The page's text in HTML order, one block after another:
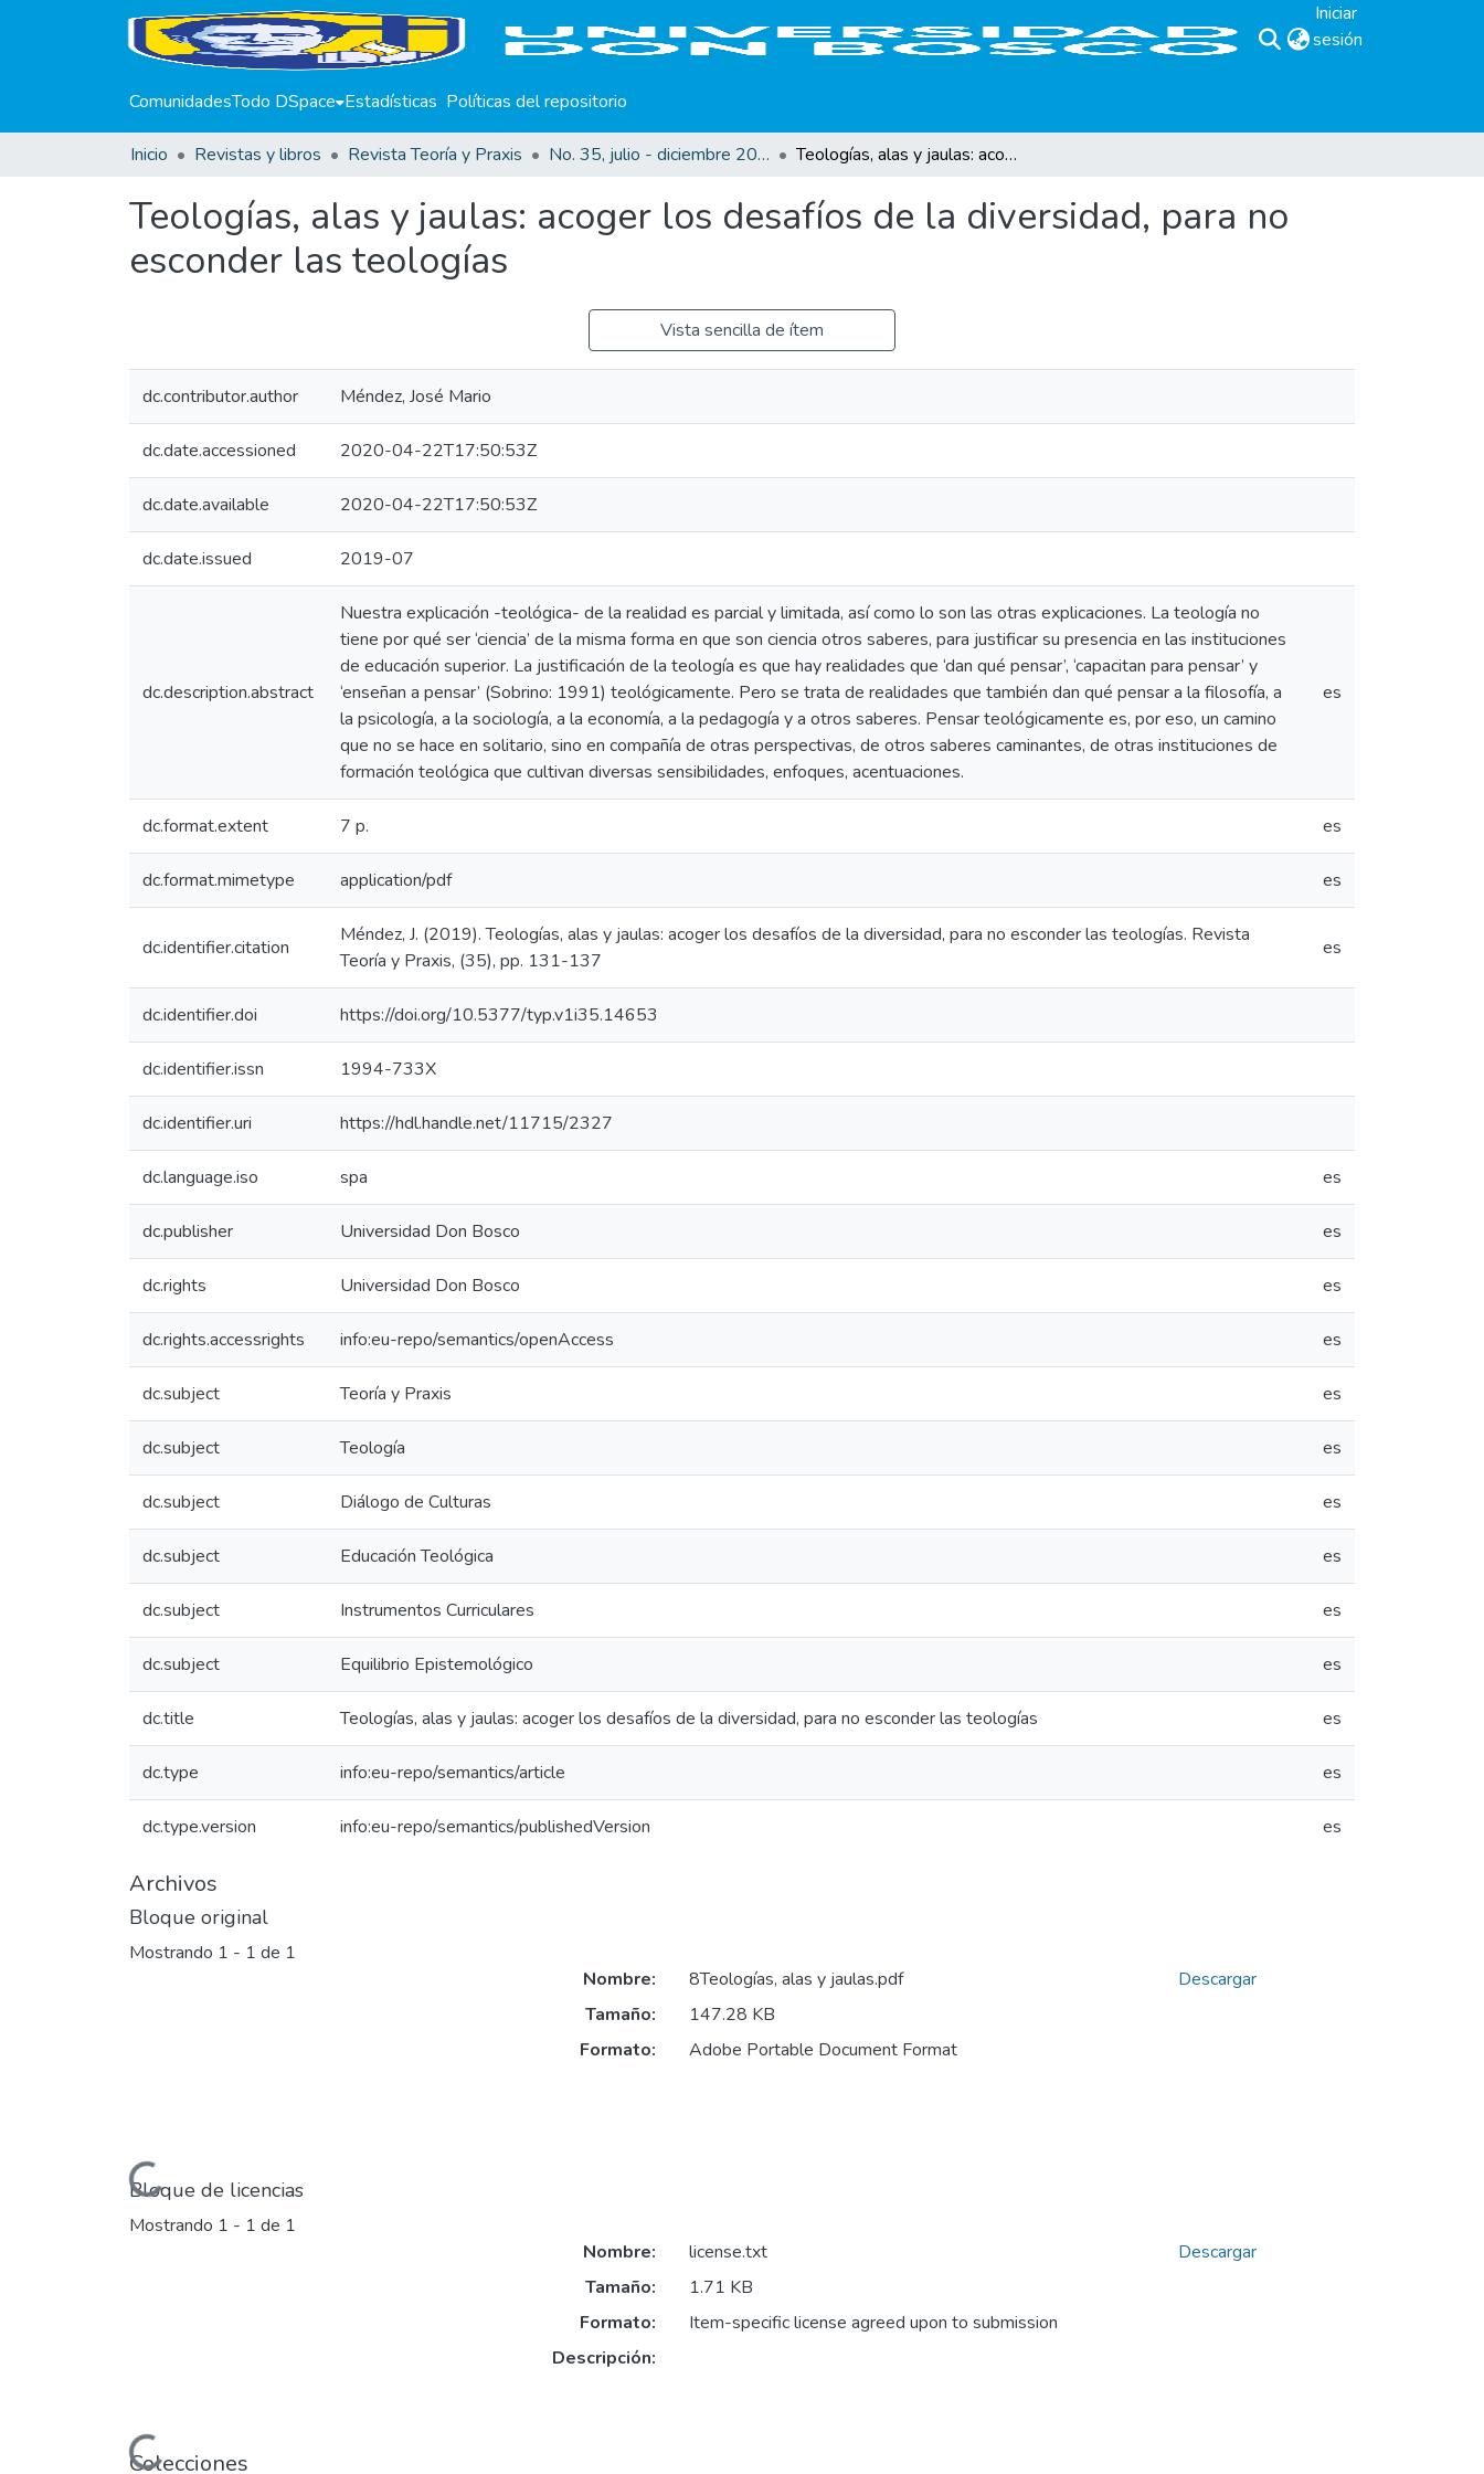
Iniciar
sesión
ComunidadesTodo DSpace Estadísticas Políticas del repositorio
Inicio Revistas y libros Revista Teoría y Praxis No. 35, julio - diciembre 2019 Teologías, alas y jaulas: acoger los desafíos de la diversidad, para no esconder las teologías
Teologías, alas y jaulas: acoger los desafíos de la diversidad, para no
esconder las teologías
Vista sencilla de ítem
dc.contributor.author Méndez, José Mario
dc.date.accessioned 2020-04-22T17:50:53Z
dc.date.available 2020-04-22T17:50:53Z
dc.date.issued 2019-07
dc.description.abstract
Nuestra explicación -teológica- de la realidad es parcial y limitada, así como lo son las otras explicaciones. La teología no
tiene por qué ser ‘ciencia’ de la misma forma en que son ciencia otros saberes, para justificar su presencia en las instituciones
de educación superior. La justificación de la teología es que hay realidades que ‘dan qué pensar’, ‘capacitan para pensar’ y
‘enseñan a pensar’ (Sobrino: 1991) teológicamente. Pero se trata de realidades que también dan qué pensar a la filosofía, a
la psicología, a la sociología, a la economía, a la pedagogía y a otros saberes. Pensar teológicamente es, por eso, un camino
que no se hace en solitario, sino en compañía de otras perspectivas, de otros saberes caminantes, de otras instituciones de
formación teológica que cultivan diversas sensibilidades, enfoques, acentuaciones.
es
dc.format.extent 7 p. es
dc.format.mimetype application/pdf es
dc.identifier.citation
Méndez, J. (2019). Teologías, alas y jaulas: acoger los desafíos de la diversidad, para no esconder las teologías. Revista
Teoría y Praxis, (35), pp. 131-137
es
dc.identifier.doi https://doi.org/10.5377/typ.v1i35.14653
dc.identifier.issn 1994-733X
dc.identifier.uri https://hdl.handle.net/11715/2327
dc.language.iso spa es
dc.publisher Universidad Don Bosco es
dc.rights Universidad Don Bosco es
dc.rights.accessrights info:eu-repo/semantics/openAccess es
dc.subject Teoría y Praxis es
dc.subject Teología es
dc.subject Diálogo de Culturas es
dc.subject Educación Teológica es
dc.subject Instrumentos Curriculares es
dc.subject Equilibrio Epistemológico es
dc.title Teologías, alas y jaulas: acoger los desafíos de la diversidad, para no esconder las teologías es
dc.type info:eu-repo/semantics/article es
dc.type.version info:eu-repo/semantics/publishedVersion es
Archivos
Bloque original
Mostrando 1 - 1 de 1
Cargando...
Nombre:
8Teologías, alas y jaulas.pdf
Tamaño:
147.28 KB
Formato:
Adobe Portable Document Format
Descargar
Bloque de licencias
Mostrando 1 - 1 de 1
Cargando...
Nombre:
license.txt
Tamaño:
1.71 KB
Formato:
Item-specific license agreed upon to submission
Descripción:
Descargar
Colecciones